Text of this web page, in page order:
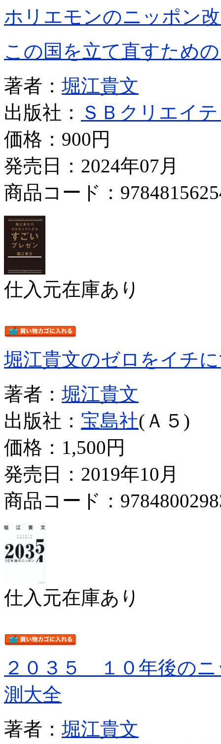
ホリエモンのニッポン
この国を立て直すため
著者： 堀江貴文
出版社：
ＳＢクリエイ
価格： 900円
発売日：2024年07月
商品コード：
仕入元在庫あり
堀江貴文のゼロをイチ
著者： 堀江貴文
出版社： 宝島社(Ａ５)
価格： 1,500円
発売日：2019年10月
商品コード：
仕入元在庫あり
２０３５ １０年後の
測大全
著者： 堀江貴文